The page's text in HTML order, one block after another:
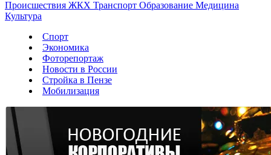
Происшествия ЖКХ Транспорт Образование Медицина
Культура
Спорт
Экономика
Фоторепортаж
Новости в России
Стройка в Пензе
Мобилизация